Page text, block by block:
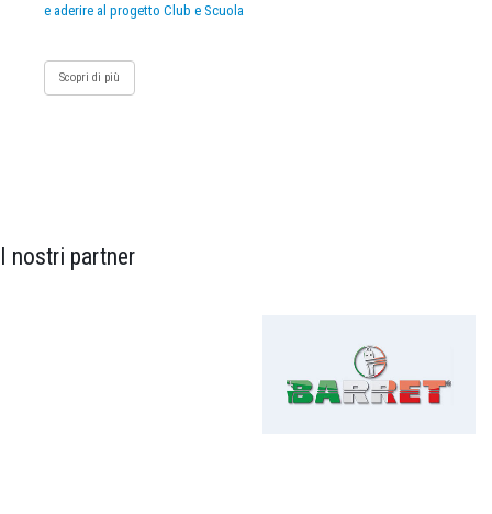
e aderire al progetto Club e Scuola
Scopri di più
I nostri partner